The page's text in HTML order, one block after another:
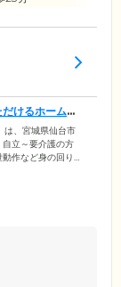
けるホームで
は、宮城県仙台市
立～要介護の方
作など身の回り
す。また、ご入
ティのお誘いや